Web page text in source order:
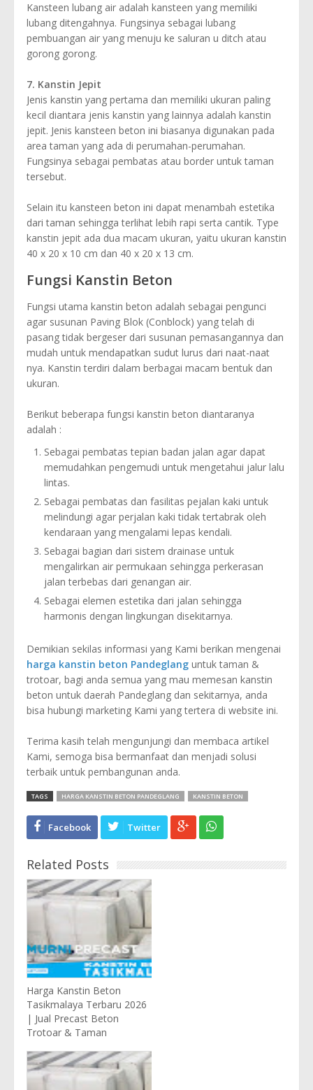
Kansteen lubang air adalah kansteen yang memiliki
lubang ditengahnya. Fungsinya sebagai lubang
pembuangan air yang menuju ke saluran u ditch atau
gorong gorong.
7. Kanstin Jepit
Jenis kanstin yang pertama dan memiliki ukuran paling
kecil diantara jenis kanstin yang lainnya adalah kanstin
jepit. Jenis kansteen beton ini biasanya digunakan pada
area taman yang ada di perumahan-perumahan.
Fungsinya sebagai pembatas atau border untuk taman
tersebut.
Selain itu kansteen beton ini dapat menambah estetika
dari taman sehingga terlihat lebih rapi serta cantik. Type
kanstin jepit ada dua macam ukuran, yaitu ukuran kanstin
40 x 20 x 10 cm dan 40 x 20 x 13 cm.
Fungsi Kanstin Beton
Fungsi utama kanstin beton adalah sebagai pengunci
agar susunan Paving Blok (Conblock) yang telah di
pasang tidak bergeser dari susunan pemasangannya dan
mudah untuk mendapatkan sudut lurus dari naat-naat
nya. Kanstin terdiri dalam berbagai macam bentuk dan
ukuran.
Berikut beberapa fungsi kanstin beton diantaranya
adalah :
Sebagai pembatas tepian badan jalan agar dapat
memudahkan pengemudi untuk mengetahui jalur lalu
lintas.
Sebagai pembatas dan fasilitas pejalan kaki untuk
melindungi agar perjalan kaki tidak tertabrak oleh
kendaraan yang mengalami lepas kendali.
Sebagai bagian dari sistem drainase untuk
mengalirkan air permukaan sehingga perkerasan
jalan terbebas dari genangan air.
Sebagai elemen estetika dari jalan sehingga
harmonis dengan lingkungan disekitarnya.
Demikian sekilas informasi yang Kami berikan mengenai
harga kanstin beton Pandeglang untuk taman &
trotoar, bagi anda semua yang mau memesan kanstin
beton untuk daerah Pandeglang dan sekitarnya, anda
bisa hubungi marketing Kami yang tertera di website ini.
Terima kasih telah mengunjungi dan membaca artikel
Kami, semoga bisa bermanfaat dan menjadi solusi
terbaik untuk pembangunan anda.
TAGS HARGA KANSTIN BETON PANDEGLANG KANSTIN BETON
Facebook Twitter
Related Posts
Harga Kanstin Beton
Tasikmalaya Terbaru 2026
| Jual Precast Beton
Trotoar & Taman